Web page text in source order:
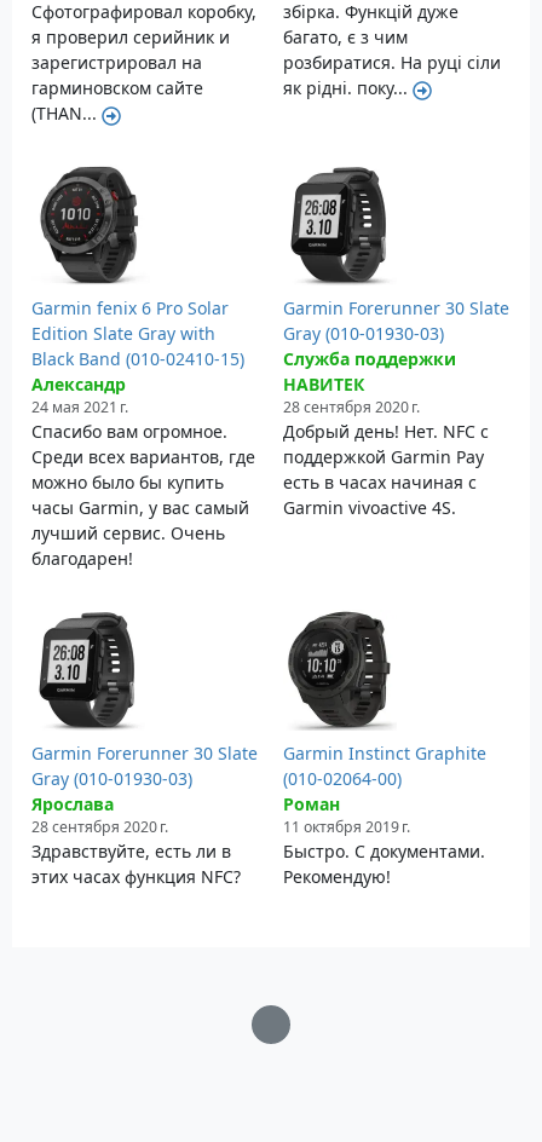
Сфотографировал коробку,
я проверил серийник и
зарегистрировал на
гарминовском сайте
(THAN...
збірка. Функцій дуже
багато, є з чим
розбиратися. На руці сіли
як рідні. поку...
Garmin fenix 6 Pro Solar
Edition Slate Gray with
Black Band (010-02410-15)
Александр
24 мая 2021 г.
Спасибо вам огромное.
Среди всех вариантов, где
можно было бы купить
часы Garmin, у вас самый
лучший сервис. Очень
благодарен!
Garmin Forerunner 30 Slate
Gray (010-01930-03)
Служба поддержки
НАВИТЕК
28 сентября 2020 г.
Добрый день! Нет. NFC с
поддержкой Garmin Pay
есть в часах начиная с
Garmin vivoactive 4S.
Garmin Forerunner 30 Slate
Gray (010-01930-03)
Ярослава
28 сентября 2020 г.
Здравствуйте, есть ли в
этих часах функция NFC?
Garmin Instinct Graphite
(010-02064-00)
Роман
11 октября 2019 г.
Быстро. С документами.
Рекомендую!
Загрузка...